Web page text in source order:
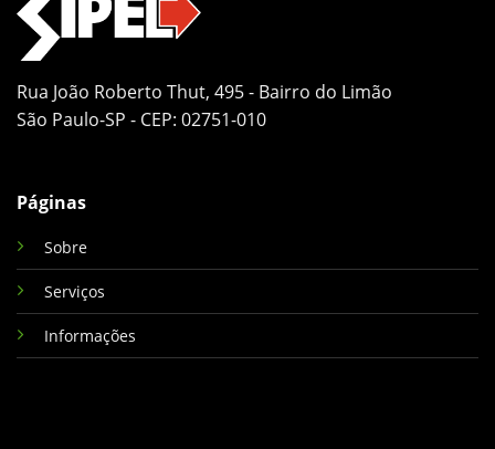
Rua João Roberto Thut, 495 - Bairro do Limão
São Paulo-SP - CEP: 02751-010
Páginas
Sobre
Serviços
Informações